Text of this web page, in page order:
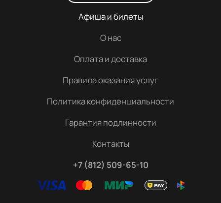
Афиша и билеты
О нас
Оплата и доставка
Правила оказания услуг
Политика конфиденциальности
Гарантия подлинности
Контакты
+7 (812) 509-65-10